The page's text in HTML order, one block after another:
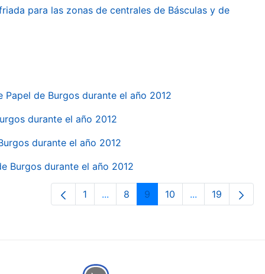
para las zonas de centrales de Básculas y de
de Burgos durante el año 2012
durante el año 2012
durante el año 2012
Burgos durante el año 2012
Page
1 ...Intermediate Pages Use TAB to
Page
8 Page
9 Page
10 ...Intermediate
Page
19